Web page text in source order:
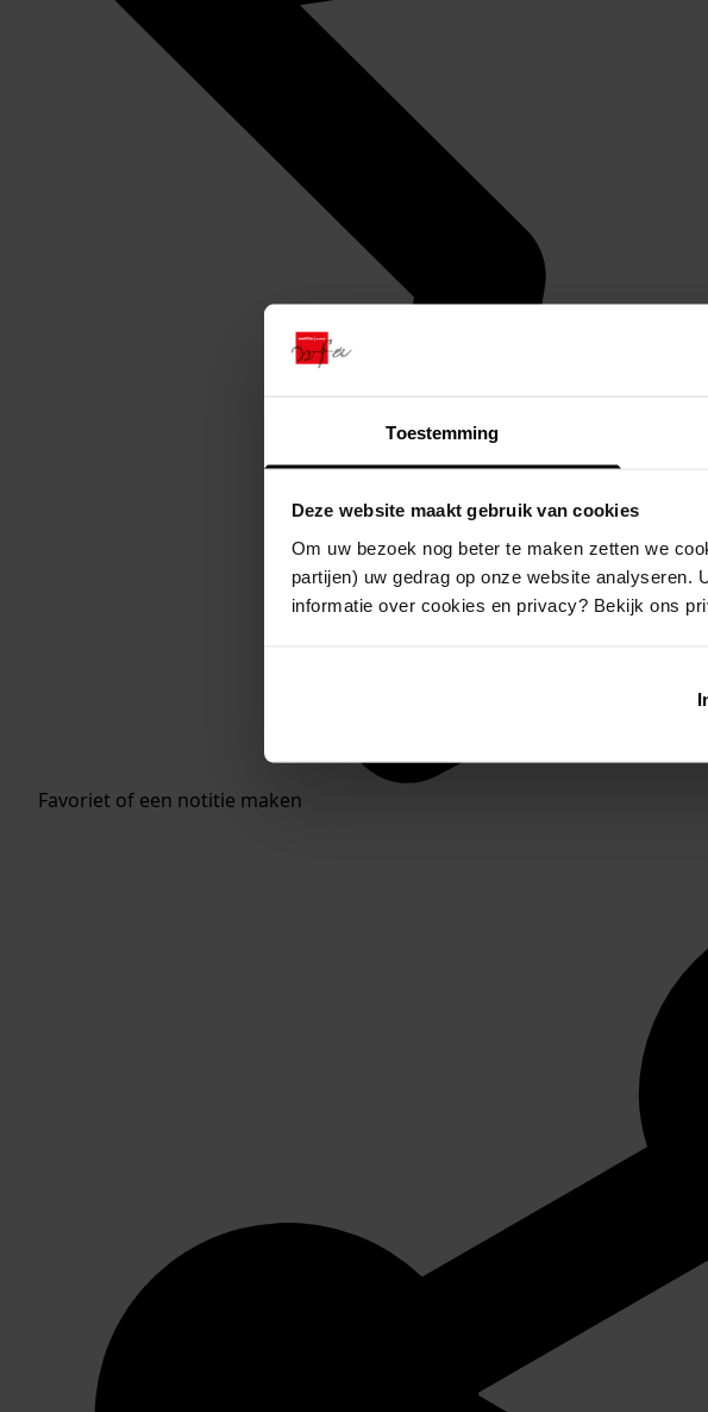
Toestemming
Deze website maakt gebruik van cookies
Om uw bezoek nog beter te maken zetten we
partijen) uw gedrag op onze website
informatie over cookies en privacy? Bekijk ons
Favoriet of een notitie maken